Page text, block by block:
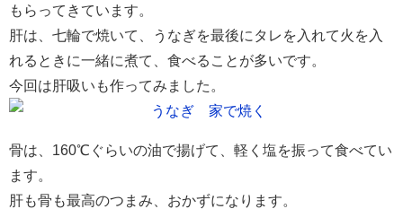
もらってきています。
肝は、七輪で焼いて、うなぎを最後にタレを入れて火を入
れるときに一緒に煮て、食べることが多いです。
今回は肝吸いも作ってみました。
骨は、160℃ぐらいの油で揚げて、軽く塩を振って食べてい
ます。
肝も骨も最高のつまみ、おかずになります。